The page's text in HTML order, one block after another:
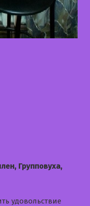
Групповуха,
удовольствие